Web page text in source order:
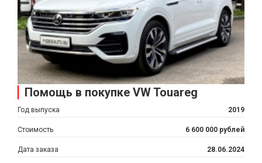
Помощь в покупке VW Touareg
Год выпуска 2019
Стоимость 6 600 000 рублей
Дата заказа 28.06.2024